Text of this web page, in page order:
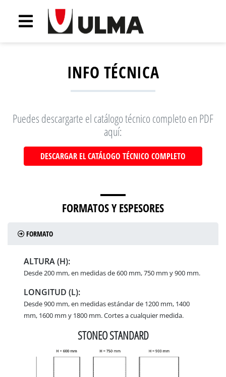
INFO TÉCNICA
Puedes descargarte el catálogo técnico completo en PDF
aquí:
DESCARGAR EL CATÁLOGO TÉCNICO COMPLETO
FORMATOS Y ESPESORES
FORMATO
ALTURA (H):
Desde 200 mm, en medidas de 600 mm, 750 mm y 900 mm.
LONGITUD (L):
Desde 900 mm, en medidas estándar de 1200 mm, 1400
mm, 1600 mm y 1800 mm. Cortes a cualquier medida.
STONEO STANDARD